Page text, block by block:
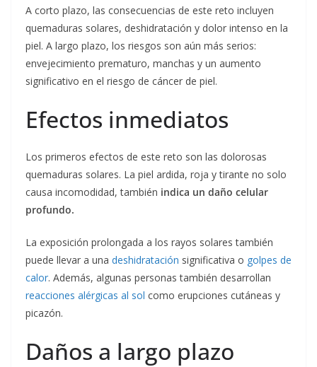
A corto plazo, las consecuencias de este reto incluyen
quemaduras solares, deshidratación y dolor intenso en la
piel. A largo plazo, los riesgos son aún más serios:
envejecimiento prematuro, manchas y un aumento
significativo en el riesgo de cáncer de piel.
Efectos inmediatos
Los primeros efectos de este reto son las dolorosas
quemaduras solares. La piel ardida, roja y tirante no solo
causa incomodidad, también indica un daño celular
profundo.
La exposición prolongada a los rayos solares también
puede llevar a una deshidratación significativa o golpes de
calor. Además, algunas personas también desarrollan
reacciones alérgicas al sol como erupciones cutáneas y
picazón.
Daños a largo plazo